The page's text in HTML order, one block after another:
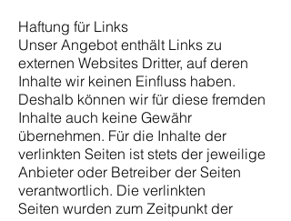
Haftung für Links
Unser Angebot enthält Links zu
externen Websites Dritter, auf deren
Inhalte wir keinen Einfluss haben.
Deshalb können wir für diese fremden
Inhalte auch keine Gewähr
übernehmen. Für die Inhalte der
verlinkten Seiten ist stets der jeweilige
Anbieter oder Betreiber der Seiten
verantwortlich. Die verlinkten
Seiten wurden zum Zeitpunkt der